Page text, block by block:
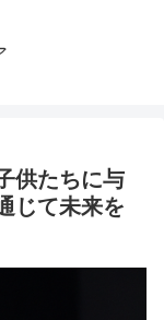
供たちに与
じて未来を